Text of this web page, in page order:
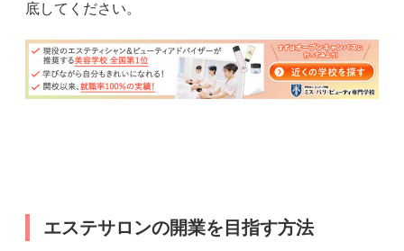
底してください。
エステサロンの開業を目指す方法